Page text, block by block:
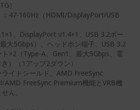
）
：47-160Hz（HDMI/DisplayPort/USB
、DisplayPort v1.4×1、USB 3.2ポー
大5Gbps）、ヘッドホン端子、USB 3.2
×2（Type-A、Gen1、最大5Gbps、電
）（1アップ2ダウン）
ライトシールド、AMD FreeSync
FreeSync Premium機能とVRB機
ん。